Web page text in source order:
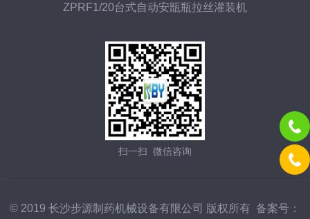
ZPRF1/20台式自动安瓿瓶拉丝灌装机
扫一扫 微信咨询
© 2019 长沙步源制药机械设备有限公司 版权所有 备案号：